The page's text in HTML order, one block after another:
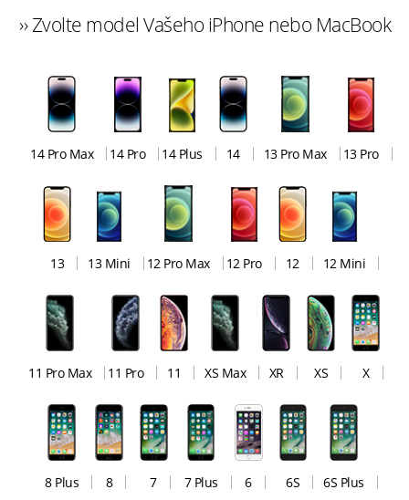
›› Zvolte model Vašeho iPhone nebo MacBook
14 Pro Max 14 Pro 14 Plus 14 13 Pro Max 13 Pro
13 13 Mini 12 Pro Max 12 Pro 12 12 Mini
11 Pro Max 11 Pro 11 XS Max XR XS X
8 Plus 8 7 7 Plus 6 6S 6S Plus